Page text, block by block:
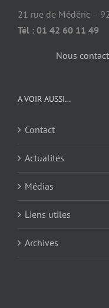
21 rue de Médéric –
Tél : 01 42 60 11 49
Nous
A VOIR AUSSI…
Contact
Actualités
Médias
Liens utiles
Archives